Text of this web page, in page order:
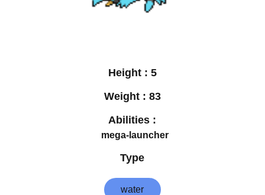
Height : 5
Weight : 83
Abilities :
mega-launcher
Type
water